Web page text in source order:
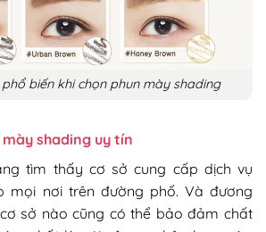
biến khi chọn phun mày shading
shading uy tín
tìm thấy cơ sở cung cấp dịch vụ
mọi nơi trên đường phố. Và đương
sở nào cũng có thể bảo đảm chất